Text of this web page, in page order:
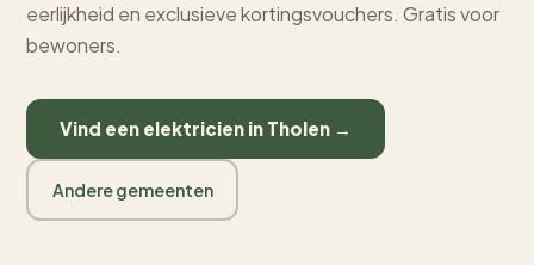
eerlijkheid en exclusieve kortingsvouchers. Gratis voor
bewoners.
Vind een elektricien in Tholen →
Andere gemeenten